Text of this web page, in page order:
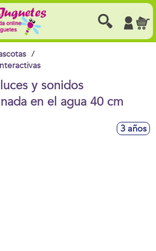
y sonidos
en el agua 40 cm
3 años